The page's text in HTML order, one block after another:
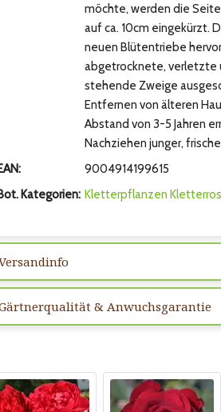
Bild
möchte, werden die
auf ca. 10cm eingekürzt.
neuen Blütentriebe
abgetrocknete, verletzte
stehende Zweige
Entfernen von älteren
Abstand von 3-5 Jahren
Nachziehen junger,
9004914199615
Kategorien: Kletterpflanzen
& Anwuchsgarantie